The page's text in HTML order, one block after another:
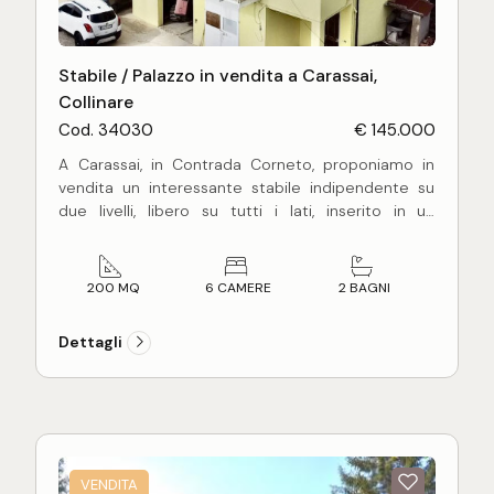
Stabile / Palazzo in vendita a Carassai,
Collinare
Cod. 34030 € 145.000
A Carassai, in Contrada Corneto, proponiamo in
vendita un interessante stabile indipendente su
due livelli, libero su tutti i lati, inserito in un
alla ricerca di ampi spazi abitativi e di una
soluzione versatile. L'immobile sviluppa una
composto da sei camere, due bagni e una
comoda zona cucina con sala, ambienti che lo
rendono adatto sia a una famiglia numerosa sia a
funzionale, oltre a un locale adibito a magazzino
che aggiunge praticità e valore alla proprietà. A
200 MQ 6 CAMERE 2 BAGNI
Dettagli
VENDITA